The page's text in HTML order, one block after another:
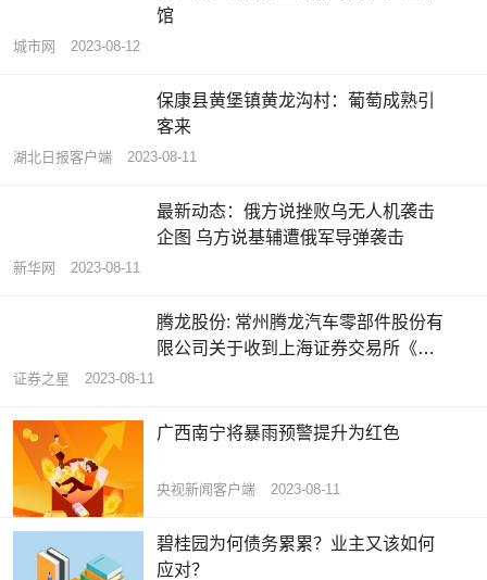
馆
城市网 2023-08-12
保康县黄堡镇黄龙沟村：葡萄成熟引
客来
湖北日报客户端 2023-08-11
最新动态：俄方说挫败乌无人机袭击
企图 乌方说基辅遭俄军导弹袭击
新华网 2023-08-11
腾龙股份: 常州腾龙汽车零部件股份有
限公司关于收到上海证券交易所《关
请文件的第二轮审核问询函》的公告
证券之星 2023-08-11
广西南宁将暴雨预警提升为红色
央视新闻客户端 2023-08-11
碧桂园为何债务累累？业主又该如何
应对？